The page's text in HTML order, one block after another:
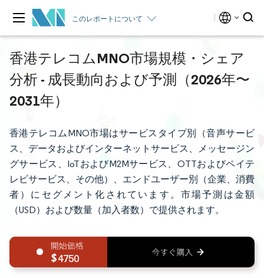
このレポートについて
香港テレコムMNO市場規模・シェア
分析 - 成長動向および予測（2026年〜
2031年）
香港テレコムMNO市場はサービスタイプ別（音声サービ
ス、データおよびインターネットサービス、メッセージン
グサービス、IoTおよびM2Mサービス、OTTおよびペイテ
レビサービス、その他）、エンドユーザー別（企業、消費
者）にセグメント化されています。市場予測は金額
（USD）および数量（加入者数）で提供されます。
4750